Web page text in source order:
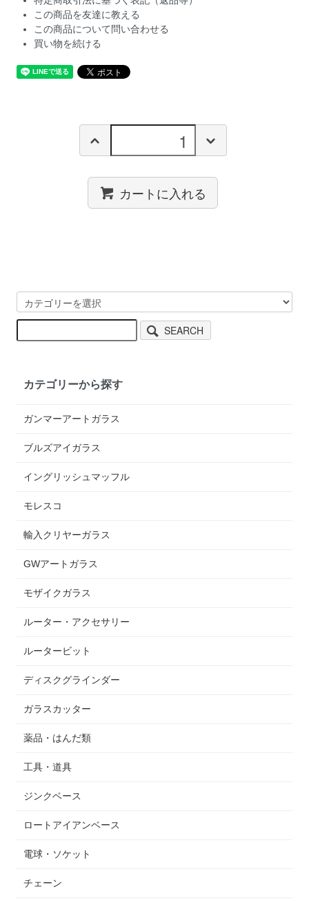
この商品を友達に教える
この商品について問い合わせる
買い物を続ける
カートに入れる
SEARCH
カテゴリーから探す
ガンマーアートガラス
ブルズアイガラス
イングリッシュマッフル
モレスコ
輸入クリヤーガラス
GWアートガラス
モザイクガラス
ルーター・アクセサリー
ルータービット
ディスクグラインダー
ガラスカッター
薬品・はんだ類
工具・道具
ジンクベース
ロートアイアンベース
電球・ソケット
チェーン